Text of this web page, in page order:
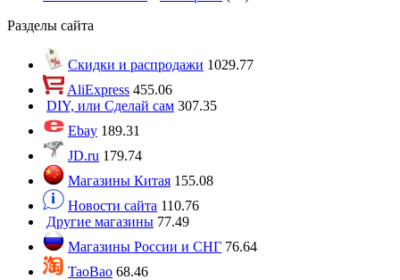
Разделы сайта
Скидки и распродажи 1029.77
AliExpress 455.06
DIY, или Сделай сам 307.35
Ebay 189.31
JD.ru 179.74
Магазины Китая 155.08
Новости сайта 110.76
Другие магазины 77.49
Магазины России и СНГ 76.64
TaoBao 68.46